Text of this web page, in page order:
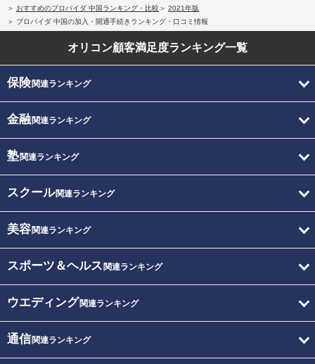
おすすめのプロバイダ 中国ランキング・比較
2021年版
プロバイダ 中国の加入・開通手続きランキング・口コミ情報
オリコン顧客満足度ランキング一覧
保険関連ランキング
金融関連ランキング
塾関連ランキング
スクール関連ランキング
美容関連ランキング
スポーツ＆ヘルス 関連ランキング
ウエディング関連ランキング
通信関連ランキング